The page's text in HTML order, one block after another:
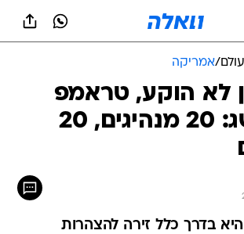
/אמריקה
לא הוקע, טראמפ
רשם הישג: 20 מנהיגים, 20
פסגת ה-G20 היא בדרך כלל זירה להצהרות